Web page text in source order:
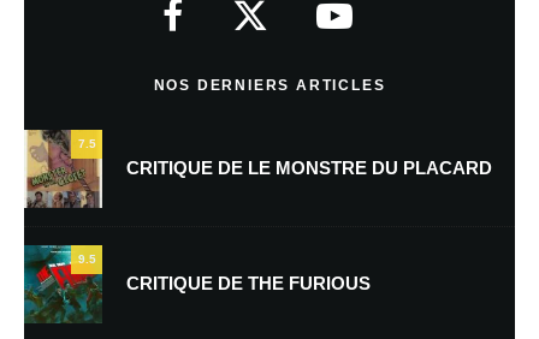
Nom*
NOS DERNIERS ARTICLES
7.5
CRITIQUE DE LE MONSTRE DU PLACARD
9.5
CRITIQUE DE THE FURIOUS